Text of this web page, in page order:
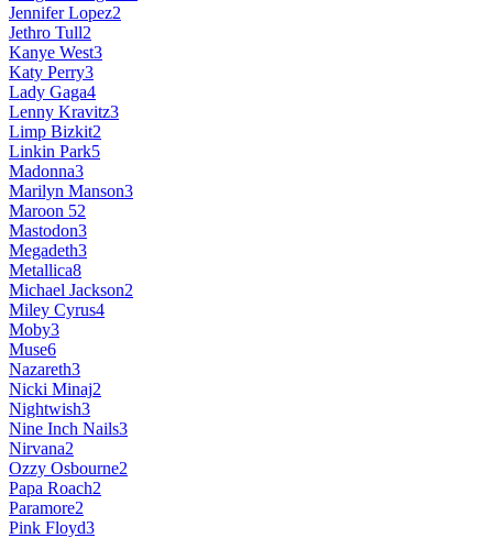
Jennifer Lopez2
Jethro Tull2
Kanye West3
Katy Perry3
Lady Gaga4
Lenny Kravitz3
Limp Bizkit2
Linkin Park5
Madonna3
Marilyn Manson3
Maroon 52
Mastodon3
Megadeth3
Metallica8
Michael Jackson2
Miley Cyrus4
Moby3
Muse6
Nazareth3
Nicki Minaj2
Nightwish3
Nine Inch Nails3
Nirvana2
Ozzy Osbourne2
Papa Roach2
Paramore2
Pink Floyd3